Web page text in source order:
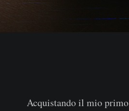
Acquistando il mio primo